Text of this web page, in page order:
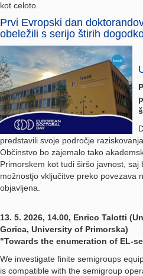
kot celoto.
Prvi Evropski dan
obeležili s serijo štirih
predstavili svoje področje
Občinstvo bo zajemalo tako
Primorskem kot tudi širšo javnost,
možnostjo vključitve preko povezava
objavljena.
13. 5. 2026, 14.00, Enrico Talotti
Gorica, University of Primorska)
"Towards the enumeration of EL-
We investigate finite semigroups
is compatible with the semigroup